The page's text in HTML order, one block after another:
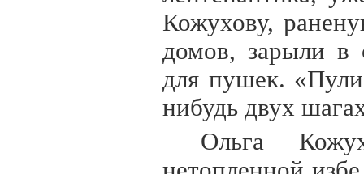
Кожухову,
домов, зарыли в
для пушек.
нибудь двух
Ольга